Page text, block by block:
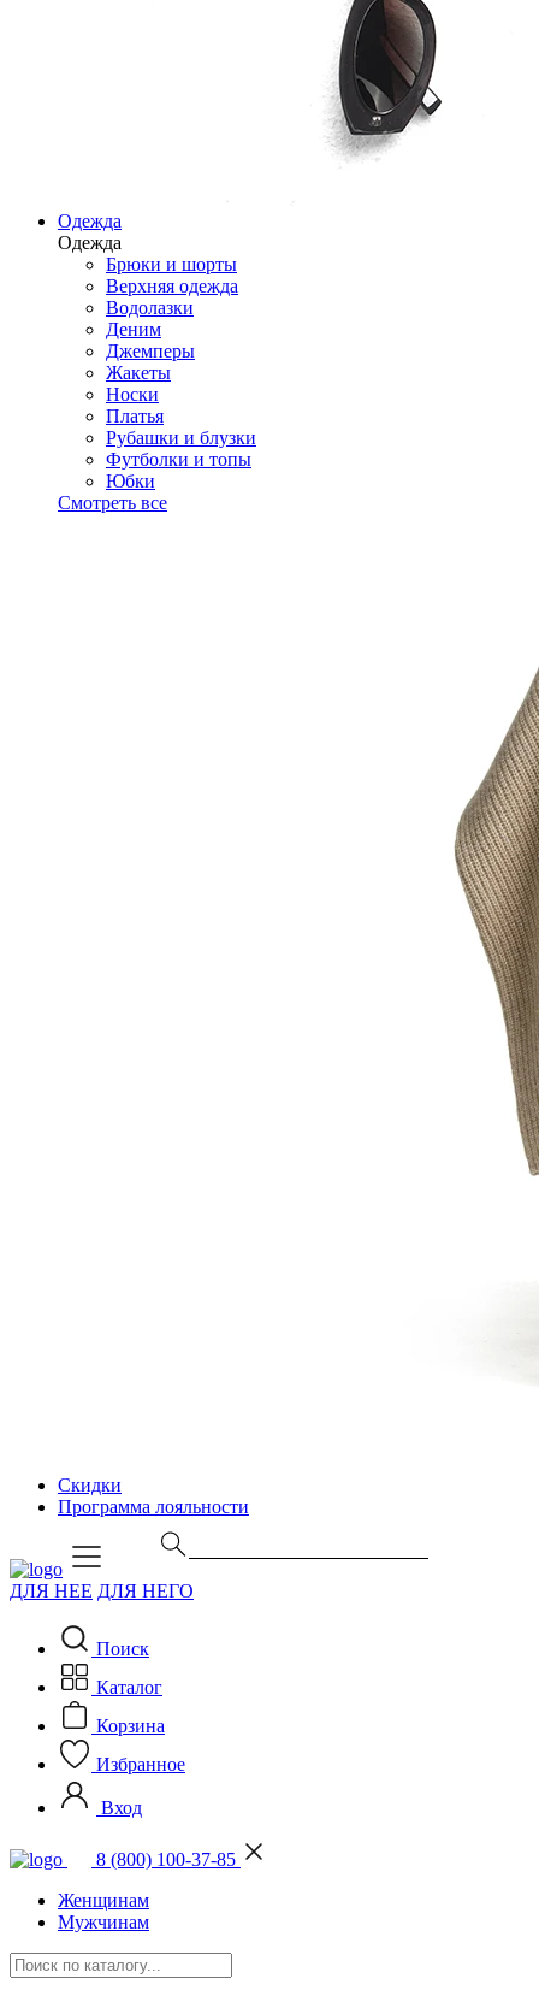
Одежда
Одежда
Брюки и шорты
Верхняя одежда
Водолазки
Деним
Джемперы
Жакеты
Носки
Платья
Рубашки и блузки
Футболки и топы
Юбки
Смотреть все
Скидки
Программа лояльности
ДЛЯ НЕЕ ДЛЯ НЕГО
Поиск
Каталог
Корзина
Избранное
Вход
8 (800) 100-37-85
Женщинам
Мужчинам